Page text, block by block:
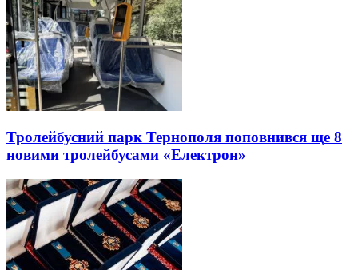
Тролейбусний парк Тернополя поповнився ще 8
новими тролейбусами «Електрон»